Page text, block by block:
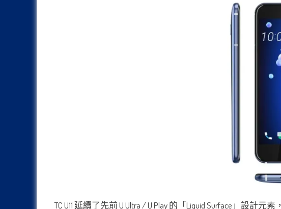
TC U11 延續了先前 U Ultra / U Play 的「Liquid Surface」設